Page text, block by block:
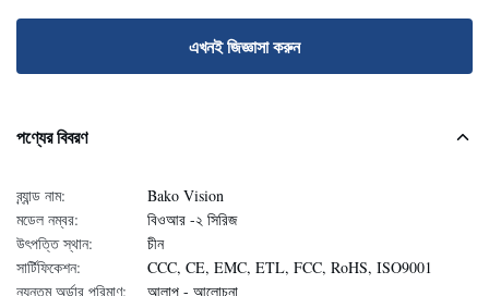
এখনই জিজ্ঞাসা করুন
পণ্যের বিবরণ
ব্র্যান্ড নাম:
Bako Vision
মডেল নম্বর:
বিওআর -২ সিরিজ
উৎপত্তি স্থান:
চীন
সার্টিফিকেশন:
CCC, CE, EMC, ETL, FCC, RoHS, ISO9001
ন্যূনতম অর্ডার পরিমাণ:
আলাপ - আলোচনা